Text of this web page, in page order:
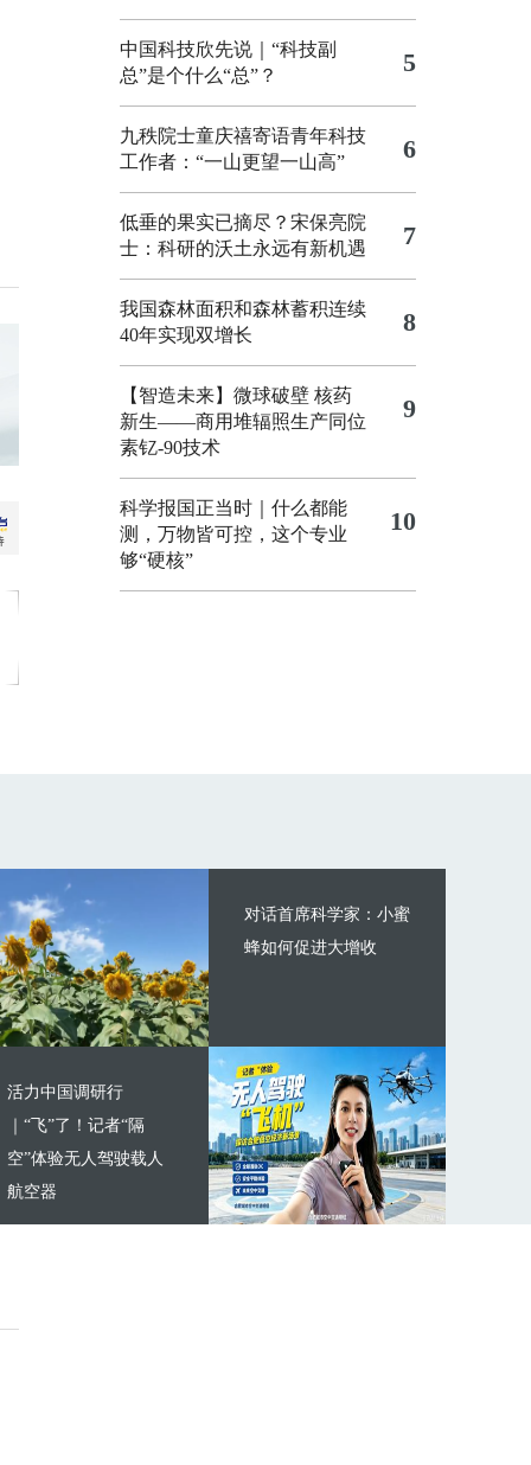
中国科技欣先说｜“科技副
总”是个什么“总”？
5
九秩院士童庆禧寄语青年科技
工作者：“一山更望一山高”
6
低垂的果实已摘尽？宋保亮院
士：科研的沃土永远有新机遇
7
我国森林面积和森林蓄积连续
40年实现双增长
8
【智造未来】微球破壁 核药
新生——商用堆辐照生产同位
素钇-90技术
9
科学报国正当时｜什么都能
测，万物皆可控，这个专业
够“硬核”
10
对话首席科学家：小蜜
蜂如何促进大增收
活力中国调研行
｜“飞”了！记者“隔
空”体验无人驾驶载人
航空器